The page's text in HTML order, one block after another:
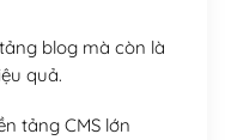
blog mà còn là
quả.
tảng CMS lớn